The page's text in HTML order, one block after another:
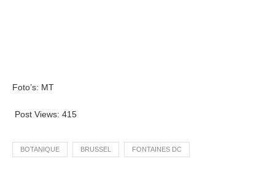
Foto’s: MT
Post Views: 415
BOTANIQUE BRUSSEL FONTAINES DC